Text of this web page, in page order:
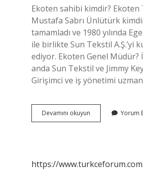
Ekoten sahibi kimdir? Ekoten
Mustafa Sabrı Ünlütürk
tamamladı ve 1980 yılında
ile birlikte Sun Tekstil A.Ş.’yi
ediyor. Ekoten Genel Müdür?
anda Sun Tekstil ve Jimmy
Girişimci ve iş yönetimi
Devamını okuyun
Tekstil
Yorum
https://